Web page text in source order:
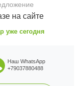
на сайте
уже сегодня
Наш WhatsApp
+79037880488